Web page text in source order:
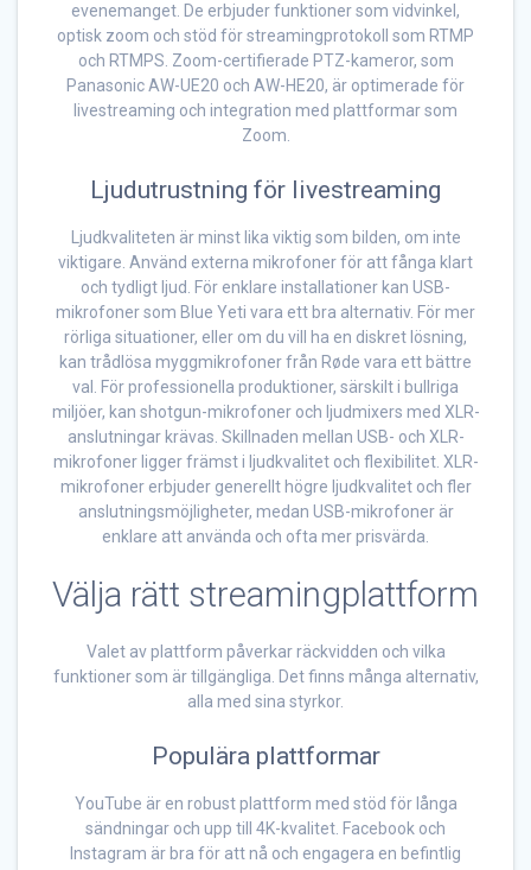
evenemanget. De erbjuder funktioner som vidvinkel,
optisk zoom och stöd för streamingprotokoll som RTMP
och RTMPS. Zoom-certifierade PTZ-kameror, som
Panasonic AW-UE20 och AW-HE20, är optimerade för
livestreaming och integration med plattformar som
Zoom.
Ljudutrustning för livestreaming
Ljudkvaliteten är minst lika viktig som bilden, om inte
viktigare. Använd externa mikrofoner för att fånga klart
och tydligt ljud. För enklare installationer kan USB-
mikrofoner som Blue Yeti vara ett bra alternativ. För mer
rörliga situationer, eller om du vill ha en diskret lösning,
kan trådlösa myggmikrofoner från Røde vara ett bättre
val. För professionella produktioner, särskilt i bullriga
miljöer, kan shotgun-mikrofoner och ljudmixers med XLR-
anslutningar krävas. Skillnaden mellan USB- och XLR-
mikrofoner ligger främst i ljudkvalitet och flexibilitet. XLR-
mikrofoner erbjuder generellt högre ljudkvalitet och fler
anslutningsmöjligheter, medan USB-mikrofoner är
enklare att använda och ofta mer prisvärda.
Välja rätt streamingplattform
Valet av plattform påverkar räckvidden och vilka
funktioner som är tillgängliga. Det finns många alternativ,
alla med sina styrkor.
Populära plattformar
YouTube är en robust plattform med stöd för långa
sändningar och upp till 4K-kvalitet. Facebook och
Instagram är bra för att nå och engagera en befintlig